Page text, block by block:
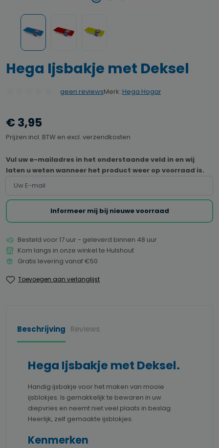
Hega Ijsbakje met Deksel
geen reviewsMerk: Hega Hogar
€ 3,95
Prijzen incl. BTW en excl. verzendkosten
Vul uw e-mailadres in het onderstaande veld in en wij
laten u weten wanneer het product weer op voorraad is.
Informeer mij bij nieuwe voorraad
Besteld voor 17 uur - geleverd binnen 48 uur
Kom langs in onze winkel te Hulshout
Gratis levering vanaf €50
Toevoegen aan verlanglijst
Beschrijving Reviews
Hega Ijsbakje met Deksel.
Handig ijsbakje voor het maken van mooie
ijsblokjes. Is gemakkelijk te bewaren in uw
diepvries en neemt niet veel plaats in beslag.
Heerlijk, zelf gemaakte ijsblokjes.
Kenmerken